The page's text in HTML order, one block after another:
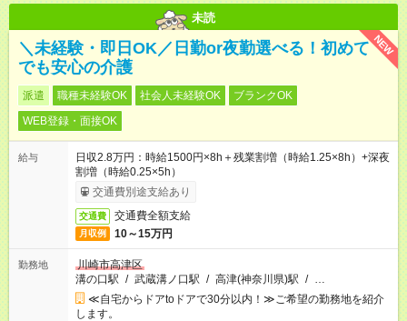
未読
NEW
＼未経験・即日OK／日勤or夜勤選べる！初めて
でも安心の介護
派遣 職種未経験OK 社会人未経験OK
ブランクOK
WEB登録・面接OK
給与
日収2.8万円：時給1500円×8h＋残業割増（時給1.25×8h）+深夜
割増（時給0.25×5h）
交通費別途支給あり
交通費 交通費全額支給
月収例 10～15万円
勤務地
川崎市高津区
溝の口駅 / 武蔵溝ノ口駅 / 高津(神奈川県)駅 / …
≪自宅からドアtoドアで30分以内！≫ご希望の勤務地を紹介
します。